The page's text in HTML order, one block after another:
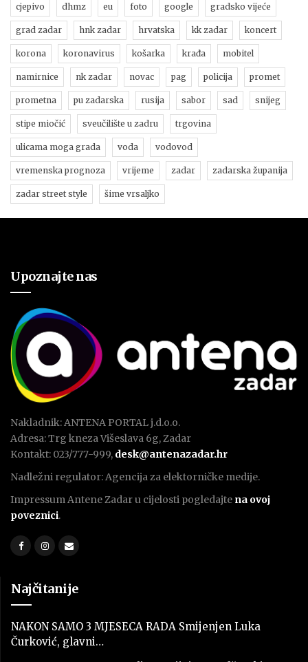
cjepivo dhmz eu foto google gradsko vijeće
grad zadar hnk zadar hrvatska kk zadar koncert
korona koronavirus košarka krađa mobitel
namirnice nk zadar novac pag policija promet
prometna pu zadarska rusija sabor sad snijeg
stipe miočić sveučilište u zadru trgovina
ulicama moga grada voda vodovod
vremenska prognoza vrijeme zadar zadarska županija
zadar street style šime vrsaljko
Upoznajte nas
Nakladnik: ANTENA PORTAL j.d.o.o.
Adresa: Trg kneza Višeslava 6g, Zadar
Kontakt: 023/777-999, desk@antenazadar.hr
Nadležni regulator: Agencija za elektorničke medije.
Impressum Antene Zadar u cijelosti pogledajte na ovoj
poveznici.
Najčitanije
NAKON SAMO 3 MJESECA RADA Smijenjen Luka
Čurković, glavni…